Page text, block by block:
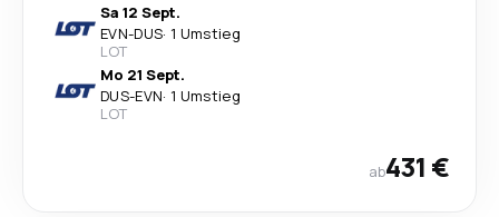
Sa 12 Sept.
EVN-DUS· 1 Umstieg
LOT
Mo 21 Sept.
DUS-EVN· 1 Umstieg
LOT
ab431 €